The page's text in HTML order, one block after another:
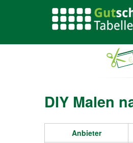
DIY Malen
Anbieter